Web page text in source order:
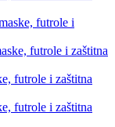
futrole i
futrole i zaštitna
futrole i zaštitna
futrole i zaštitna